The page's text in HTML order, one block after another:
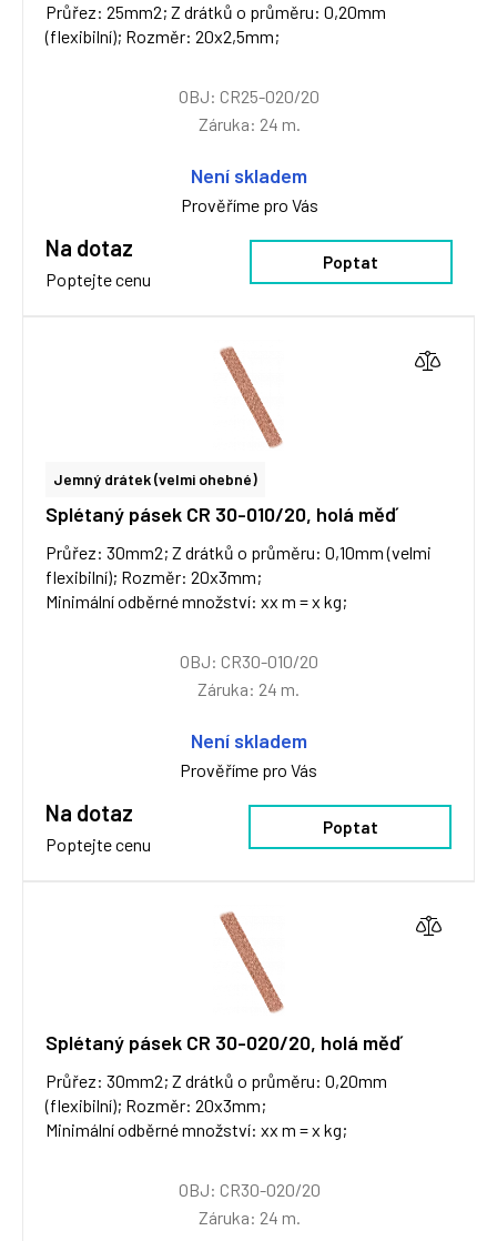
Průřez: 25mm2; Z drátků o průměru: 0,20mm
(flexibilní); Rozměr: 20x2,5mm;
OBJ: CR25-020/20
Záruka: 24 m.
Není skladem
Prověříme pro Vás
Na dotaz
Poptejte cenu
Poptat
Jemný drátek (velmi ohebné)
Splétaný pásek CR 30-010/20, holá měď
Průřez: 30mm2; Z drátků o průměru: 0,10mm (velmi
flexibilní); Rozměr: 20x3mm;
Minimální odběrné množství: xx m = x kg;
OBJ: CR30-010/20
Záruka: 24 m.
Není skladem
Prověříme pro Vás
Na dotaz
Poptejte cenu
Poptat
Splétaný pásek CR 30-020/20, holá měď
Průřez: 30mm2; Z drátků o průměru: 0,20mm
(flexibilní); Rozměr: 20x3mm;
Minimální odběrné množství: xx m = x kg;
OBJ: CR30-020/20
Záruka: 24 m.